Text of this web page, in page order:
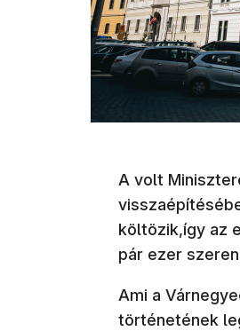
A volt
költözik,így az
pár ezer
Ami a
történetének